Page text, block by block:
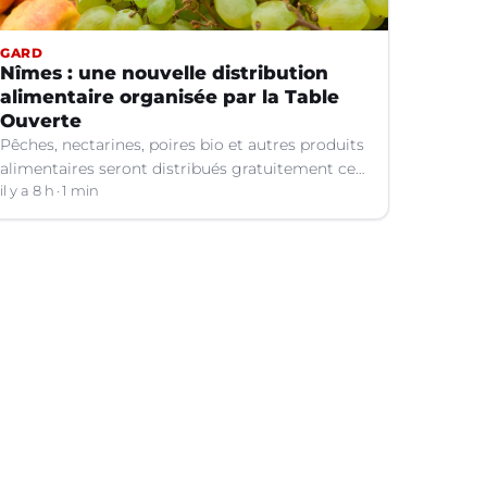
GARD
Nîmes : une nouvelle distribution
alimentaire organisée par la Table
Ouverte
Pêches, nectarines, poires bio et autres produits
alimentaires seront distribués gratuitement ce
vendredi 7 août par les bénévoles de la Table
Ouverte à Nîmes (Gard).
il y a 8 h 1 min